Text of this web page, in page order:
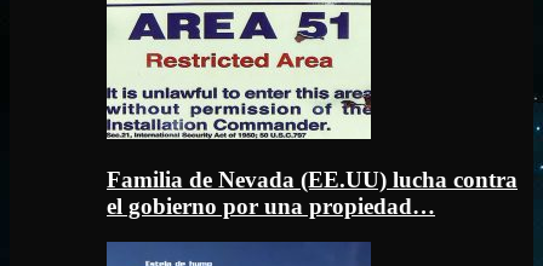
Familia de Nevada (EE.UU) lucha contra
el gobierno por una propiedad…